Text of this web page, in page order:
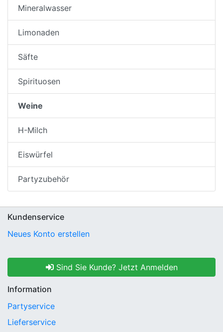
Mineralwasser
Limonaden
Säfte
Spirituosen
Weine
H-Milch
Eiswürfel
Partyzubehör
Kundenservice
Neues Konto erstellen
Sind Sie Kunde? Jetzt Anmelden
Information
Partyservice
Lieferservice